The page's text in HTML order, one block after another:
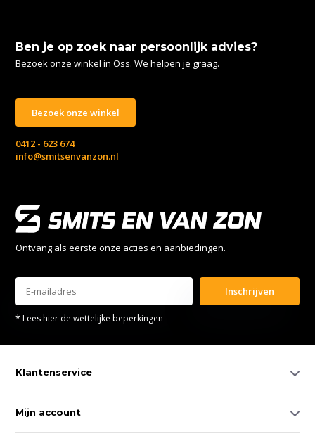
Ben je op zoek naar persoonlijk advies?
Bezoek onze winkel in Oss. We helpen je graag.
Bezoek onze winkel
0412 - 623 674
info@smitsenvanzon.nl
Ontvang als eerste onze acties en aanbiedingen.
Inschrijven
* Lees hier de wettelijke beperkingen
Klantenservice
Mijn account